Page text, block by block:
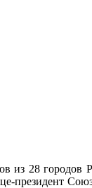
из 28
президент